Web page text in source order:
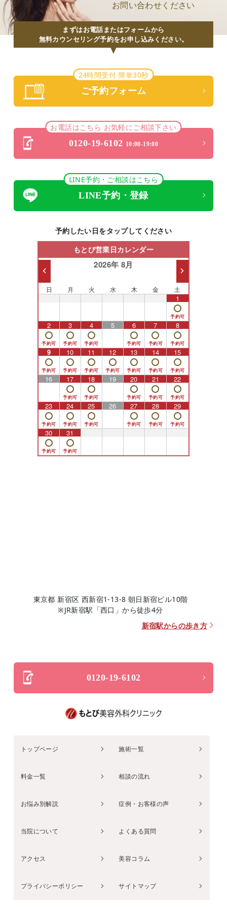
お問い合わせください
まずはお電話またはフォームから
無料カウンセリング予約をお申し込みください。
24時間受付 簡単30秒
ご予約フォーム
お電話はこちら お気軽にご相談下さい
0120-19-6102 10:00-19:00
LINE予約・ご相談はこちら
LINE予約・登録
予約したい日をタップしてください
もとび営業日カレンダー
2026年 8月
日 月 火 水 木 金 土
1
2 3 4 5 6 7 8
9 10 11 12 13 14 15
16 17 18 19 20 21 22
23 24 25 26 27 28 29
30 31
東京都 新宿区 西新宿1-13-8 朝日新宿ビル10階
※JR新宿駅「西口」から徒歩4分
新宿駅からの歩き方
0120-19-6102
トップページ 施術一覧
料金一覧 相談の流れ
お悩み別解説 症例・お客様の声
当院について よくある質問
アクセス 美容コラム
プライバシーポリシー サイトマップ